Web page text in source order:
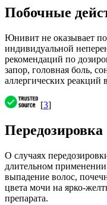
Побочные
Юнивит не оказывает
индивидуальной
рекомендаций по
запор, головная боль,
аллергических реакций
[3]
Передозировка
О случаях
длительном
выпадение волос,
цвета мочи на ярко-
препарата.